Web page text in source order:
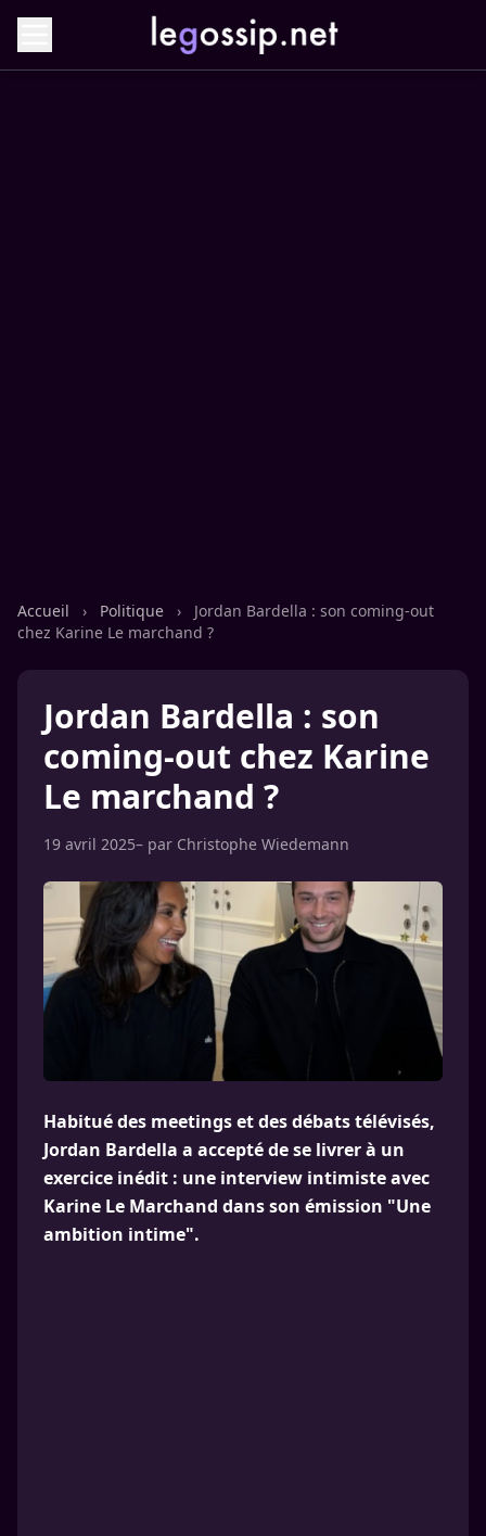
Accueil › Politique ›
Jordan Bardella : son coming-out
chez Karine Le marchand ?
Jordan Bardella : son
coming-out chez Karine
Le marchand ?
19 avril 2025– par Christophe Wiedemann
Habitué des meetings et des débats télévisés,
Jordan Bardella a accepté de se livrer à un
exercice inédit : une interview intimiste avec
Karine Le Marchand dans son émission "Une
ambition intime".